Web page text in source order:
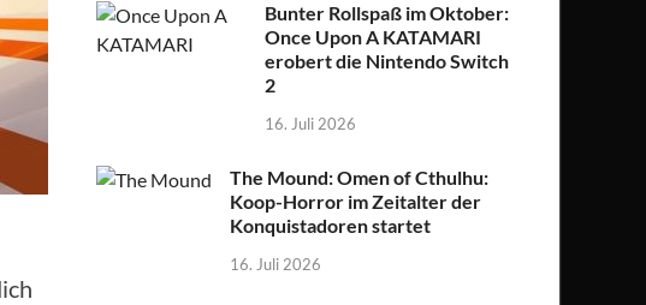
Bunter Rollspaß im Oktober:
Once Upon A KATAMARI
erobert die Nintendo Switch
2
16. Juli 2026
The Mound: Omen of Cthulhu:
Koop-Horror im Zeitalter der
Konquistadoren startet
16. Juli 2026